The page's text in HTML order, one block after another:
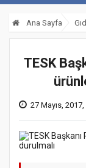
Ana Sayfa
TESK
27 Mayıs,